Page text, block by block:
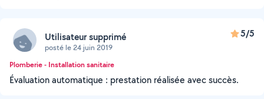
Utilisateur supprimé
posté le 24 juin 2019
5/5
Plomberie - Installation sanitaire
Évaluation automatique : prestation réalisée avec succès.